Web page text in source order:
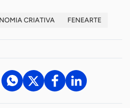
CRIATIVA FENEARTE